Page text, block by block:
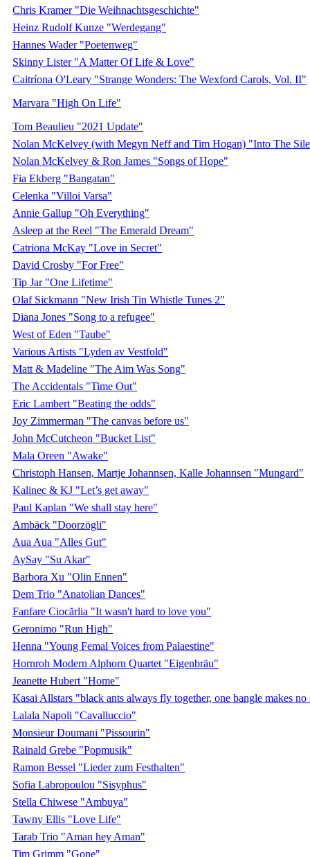
Chris Kramer "Die Weihnachtsgeschichte"
Heinz Rudolf Kunze "Werdegang"
Hannes Wader "Poetenweg"
Skinny Lister "A Matter Of Life & Love"
Caitríona O'Leary "Strange Wonders: The Wexford Carols, Vol. II"
Marvara "High On Life"
Tom Beaulieu "2021 Update"
Nolan McKelvey (with Megyn Neff and Tim Hogan) "Into The
Nolan McKelvey & Ron James "Songs of Hope"
Fia Ekberg "Bangatan"
Celenka "Villoi Varsa"
Annie Gallup "Oh Everything"
Asleep at the Reel "The Emerald Dream"
Catriona McKay "Love in Secret"
David Crosby "For Free"
Tip Jar "One Lifetime"
Olaf Sickmann "New Irish Tin Whistle Tunes 2"
Diana Jones "Song to a refugee"
West of Eden "Taube"
Various Artists "Lyden av Vestfold"
Matt & Madeline "The Aim Was Song"
The Accidentals "Time Out"
Eric Lambert "Beating the odds"
Joy Zimmerman "The canvas before us"
John McCutcheon "Bucket List"
Mala Oreen "Awake"
Christoph Hansen, Martje Johannsen, Kalle Johannsen "Mungard"
Kalinec & KJ "Let’s get away"
Paul Kaplan "We shall stay here"
Ambäck "Doorzögli"
Aua Aua "Alles Gut"
AySay "Su Akar"
Barbora Xu "Olin Ennen"
Dem Trio "Anatolian Dances"
Fanfare Ciocărlia "It wasn't hard to love you"
Geronimo "Run High"
Henna "Young Femal Voices from Palaestine"
Hornroh Modern Alphorn Quartet "Eigenbräu"
Jeanette Hubert "Home"
Kasai Allstars "black ants always fly together, one bangle makes no
Lalala Napoli "Cavalluccio"
Monsieur Doumani "Pissourin"
Rainald Grebe "Popmusik"
Ramon Bessel "Lieder zum Festhalten"
Sofia Labropoulou "Sisyphus"
Stella Chiwese "Ambuya"
Tawny Ellis "Love Life"
Tarab Trio "Aman hey Aman"
Tim Grimm "Gone"